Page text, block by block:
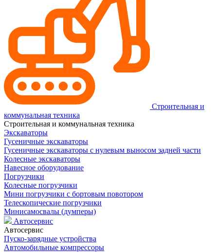
Строительная и
коммунальная техника
Строительная и коммунальная техника
Экскаваторы
Гусеничные экскаваторы
Гусеничные экскаваторы с нулевым выносом задней части
Колесные экскаваторы
Навесное оборудование
Погрузчики
Колесные погрузчики
Мини погрузчики с бортовым повотором
Телескопические погрузчики
Минисамосвалы (думперы)
Автосервис
Автосервис
Пуско-зарядные устройства
Автомобильные компрессоры